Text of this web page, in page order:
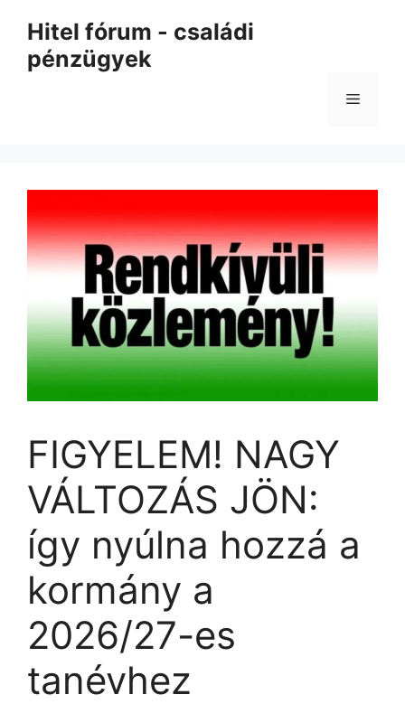
tartalomba
Hitel fórum - családi
pénzügyek
Menü
FIGYELEM! NAGY
VÁLTOZÁS JÖN:
így nyúlna hozzá a
kormány a
2026/27-es
tanévhez